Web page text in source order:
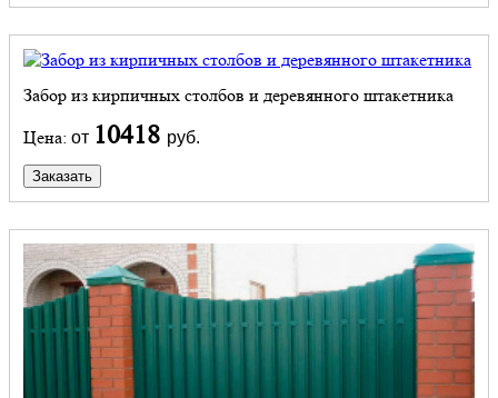
Забор из кирпичных столбов и деревянного штакетника
Цена: от 10418 руб.
Заказать